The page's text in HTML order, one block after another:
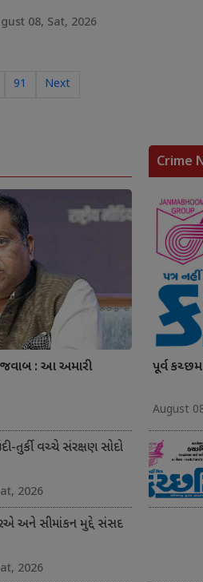
08, Sat, 2026
91 Next
: આ અમારી
તુર્કી વચ્ચે સંરક્ષણ સોદો
2026
અને સીમાંકન મુદ્દે સંસદ
2026
Crime
પૂર્વ
August